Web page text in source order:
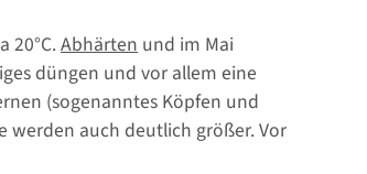
20°C. Abhärten und im Mai
düngen und vor allem eine
(sogenanntes Köpfen und
werden auch deutlich größer. Vor